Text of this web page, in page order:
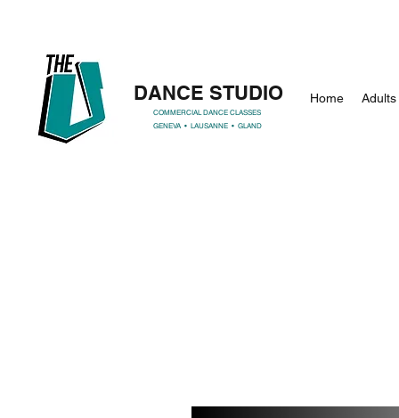
DANCE STUDIO
COMMERCIAL DANCE CLASSES
GENEVA • LAUSANNE • GLAND
Home Adults